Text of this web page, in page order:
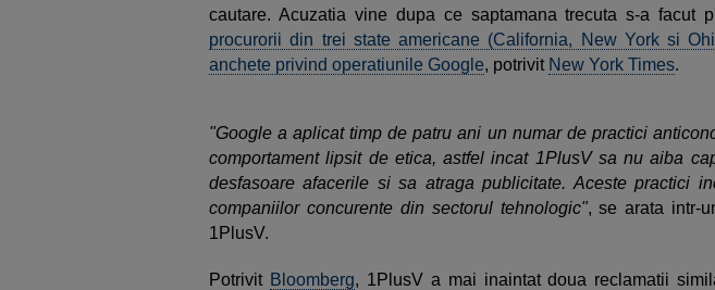
cautare. Acuzatia vine dupa ce saptamana trecuta s-a facut
procurorii din trei state americane (California, New York si
anchete privind operatiunile Google, potrivit New York Times.
"Google a aplicat timp de patru ani un numar de practici
comportament lipsit de etica, astfel incat 1PlusV sa nu aiba
desfasoare afacerile si sa atraga publicitate. Aceste practici
companiilor concurente din sectorul tehnologic", se arata intr-
1PlusV.
Potrivit Bloomberg, 1PlusV a mai inaintat doua reclamatii